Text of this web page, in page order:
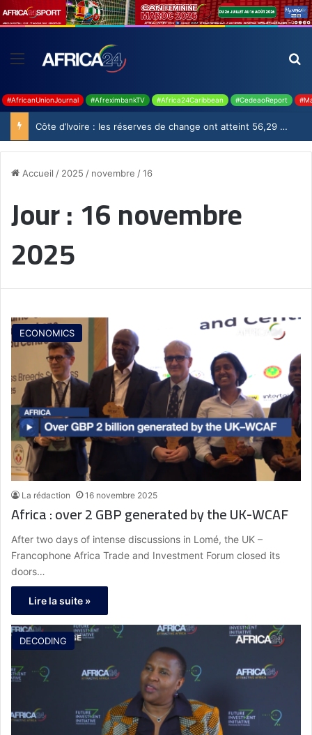
#AfricanUnionJournal #AfreximbankTV #Africa24Caribbean #CedeaoReport
Accueil / 2025 / novembre /16
Jour :16 novembre
2025
ECONOMICS
La rédaction 16 novembre 2025
Africa : over 2 GBP generated by the UK-WCAF
After two days of intense discussions in Lomé, the UK –
Francophone Africa Trade and Investment Forum closed its
doors…
Lire la suite »
DECODING